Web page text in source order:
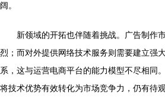
阔。
新领域的开拓也伴随着挑战。广告制作
烈；而对外提供网络技术服务则需要建立强
系，这与运营电商平台的能力模型不尽相同
将技术优势有效转化为市场竞争力，仍有待观